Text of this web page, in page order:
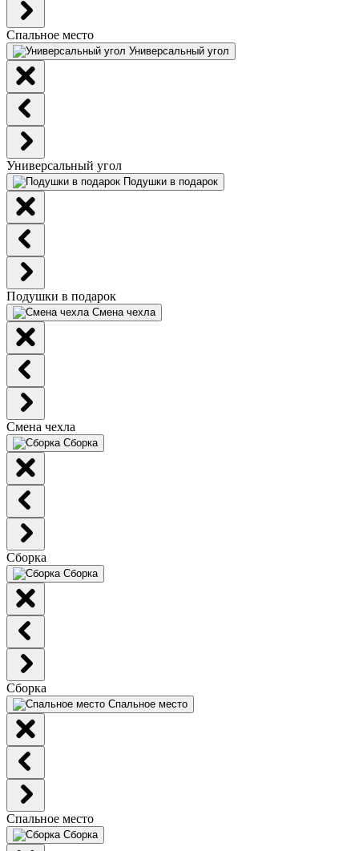
Спальное место
Универсальный угол
Универсальный угол
Подушки в подарок
Подушки в подарок
Смена чехла
Смена чехла
Сборка
Сборка
Сборка
Сборка
Спальное место
Спальное место
Сборка